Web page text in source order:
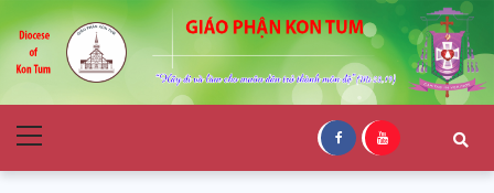
to
navigation
to
content
Giáo Phận Kon
Tum
Menu